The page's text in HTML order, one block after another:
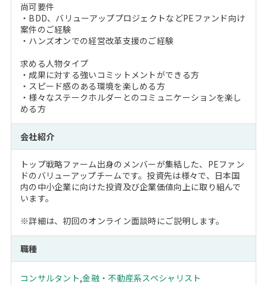
尚可要件
・BDD、バリューアッププロジェクトなどPEファンド向け
案件のご経験
・ハンズオンでの経営改革支援のご経験
求める人物タイプ
・成果に対する強いコミットメントができる方
・スピード感のある環境を楽しめる方
・様々なステークホルダーとのコミュニケーションを楽し
める方
会社紹介
トップ戦略ファーム出身のメンバーが集結した、PEファン
ドのバリューアップチームです。投資先は様々で、日本国
内の中小企業に向けた投資及び企業価値向上に取り組んで
います。
※詳細は、初回のオンライン面談時にご説明します。
職種
コンサルタント,金融・不動産系スペシャリスト